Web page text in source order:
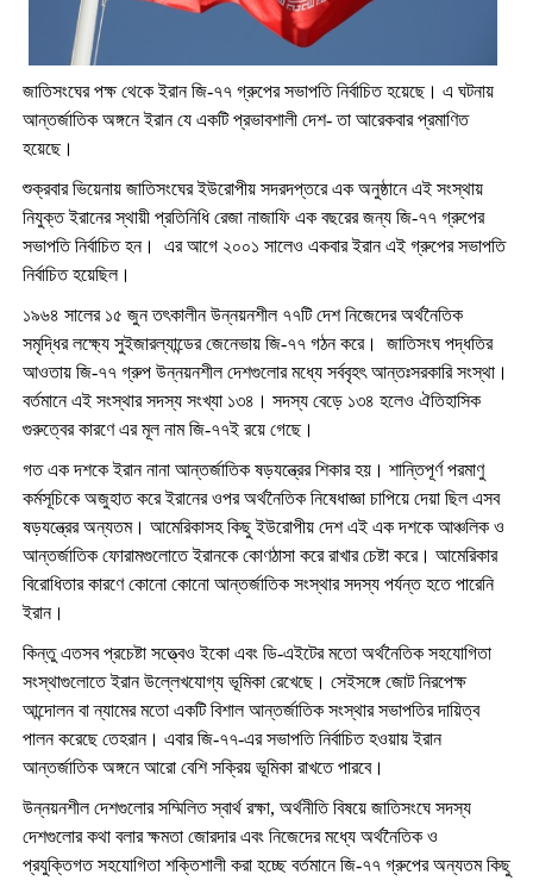
জাতিসংঘের পক্ষ থেকে ইরান জি-৭৭ গ্রুপের সভাপতি নির্বাচিত হয়েছে। এ ঘটনায়
আন্তর্জাতিক অঙ্গনে ইরান যে একটি প্রভাবশালী দেশ- তা আরেকবার প্রমাণিত
হয়েছে।
শুক্রবার ভিয়েনায় জাতিসংঘের ইউরোপীয় সদরদপ্তরে এক অনুষ্ঠানে এই সংস্থায়
নিযুক্ত ইরানের স্থায়ী প্রতিনিধি রেজা নাজাফি এক বছরের জন্য জি-৭৭ গ্রুপের
সভাপতি নির্বাচিত হন। এর আগে ২০০১ সালেও একবার ইরান এই গ্রুপের সভাপতি
নির্বাচিত হয়েছিল।
১৯৬৪ সালের ১৫ জুন তৎকালীন উন্নয়নশীল ৭৭টি দেশ নিজেদের অর্থনৈতিক
সমৃদ্ধির লক্ষ্যে সুইজারল্যান্ডের জেনেভায় জি-৭৭ গঠন করে। জাতিসংঘ পদ্ধতির
আওতায় জি-৭৭ গ্রুপ উন্নয়নশীল দেশগুলোর মধ্যে সর্ববৃহৎ আন্তঃসরকারি সংস্থা।
বর্তমানে এই সংস্থার সদস্য সংখ্যা ১৩৪। সদস্য বেড়ে ১৩৪ হলেও ঐতিহাসিক
গুরুত্বের কারণে এর মূল নাম জি-৭৭ই রয়ে গেছে।
গত এক দশকে ইরান নানা আন্তর্জাতিক ষড়যন্ত্রের শিকার হয়। শান্তিপূর্ণ পরমাণু
কর্মসূচিকে অজুহাত করে ইরানের ওপর অর্থনৈতিক নিষেধাজ্ঞা চাপিয়ে দেয়া ছিল এসব
ষড়যন্ত্রের অন্যতম। আমেরিকাসহ কিছু ইউরোপীয় দেশ এই এক দশকে আঞ্চলিক ও
আন্তর্জাতিক ফোরামগুলোতে ইরানকে কোণঠাসা করে রাখার চেষ্টা করে। আমেরিকার
বিরোধিতার কারণে কোনো কোনো আন্তর্জাতিক সংস্থার সদস্য পর্যন্ত হতে পারেনি
ইরান।
কিন্তু এতসব প্রচেষ্টা সত্ত্বেও ইকো এবং ডি-এইটের মতো অর্থনৈতিক সহযোগিতা
সংস্থাগুলোতে ইরান উল্লেখযোগ্য ভূমিকা রেখেছে। সেইসঙ্গে জোট নিরপেক্ষ
আন্দোলন বা ন্যামের মতো একটি বিশাল আন্তর্জাতিক সংস্থার সভাপতির দায়িত্ব
পালন করেছে তেহরান। এবার জি-৭৭-এর সভাপতি নির্বাচিত হওয়ায় ইরান
আন্তর্জাতিক অঙ্গনে আরো বেশি সক্রিয় ভূমিকা রাখতে পারবে।
উন্নয়নশীল দেশগুলোর সম্মিলিত স্বার্থ রক্ষা, অর্থনীতি বিষয়ে জাতিসংঘে সদস্য
দেশগুলোর কথা বলার ক্ষমতা জোরদার এবং নিজেদের মধ্যে অর্থনৈতিক ও
প্রযুক্তিগত সহযোগিতা শক্তিশালী করা হচ্ছে বর্তমানে জি-৭৭ গ্রুপের অন্যতম কিছু